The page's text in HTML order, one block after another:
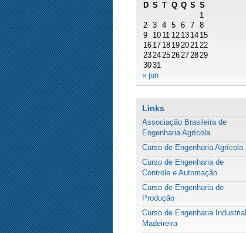
D S T Q Q S S
1
2 3 4 5 6 7 8
9
10 11 12 13 14 15
16 17 18 19202122
23242526272829
3031
« jun
Links
Associação Brasileira de
Engenharia Agrícola
Curso de Engenharia Agrícola
Curso de Engenharia de
Controle e Automação
Curso de Engenharia de
Produção
Curso de Engenharia Industrial
Madeireira